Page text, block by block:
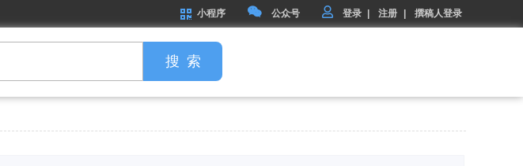
小程序 公众号 登录 注册 撰稿人登录
搜 索